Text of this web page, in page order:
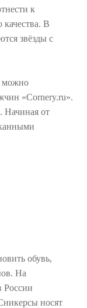
к
В
звёзды с
можно
«Cornery.ru».
Начиная от
обувь,
На
России
носят